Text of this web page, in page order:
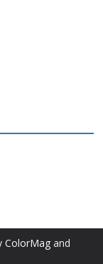
ColorMag and